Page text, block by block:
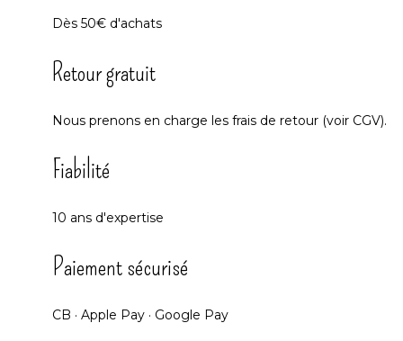
Dès 50€ d'achats
Retour gratuit
Nous prenons en charge les frais de retour (voir CGV).
Fiabilité
10 ans d'expertise
Paiement sécurisé
CB · Apple Pay · Google Pay